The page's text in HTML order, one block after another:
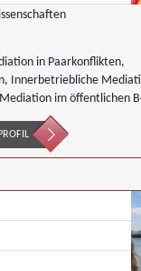
in Paarkonflikten,
Innerbetriebliche
im öffentlichen
PROFIL